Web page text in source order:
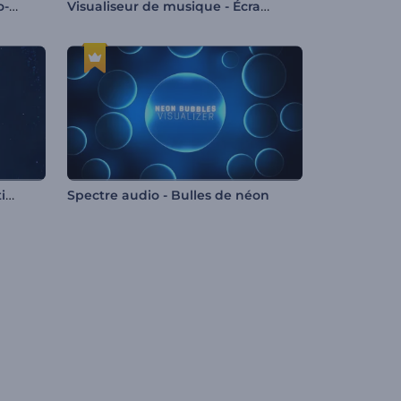
Visualiseur de lumières audio-réactives Visualiseur de musique - Écran LCD
Visualiseur - Impulsions cinétiques Spectre audio - Bulles de néon